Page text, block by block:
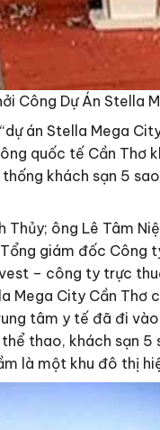
Công Dự Án Stella
án Stella Mega
quốc tế Cần Thơ
khách sạn 5
ông Lê Tâm
giám đốc
– công ty trực
Mega City Cần
tâm y tế đã đi
thao, khách sạn
là một khu đô thị